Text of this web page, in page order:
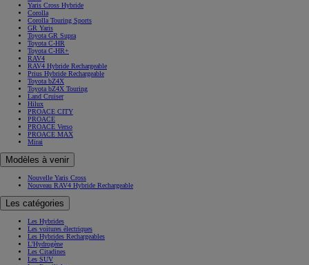
Yaris Cross Hybride
Corolla
Corolla Touring Sports
GR Yaris
Toyota GR Supra
Toyota C-HR
Toyota C-HR+
RAV4
RAV4 Hybride Rechargeable
Prius Hybride Rechargeable
Toyota bZ4X
Toyota bZ4X Touring
Land Cruiser
Hilux
PROACE CITY
PROACE
PROACE Verso
PROACE MAX
Mirai
Modèles à venir
Nouvelle Yaris Cross
Nouveau RAV4 Hybride Rechargeable
Les catégories
Les Hybrides
Les voitures électriques
Les Hybrides Rechargeables
L'Hydrogène
Les Citadines
Les SUV